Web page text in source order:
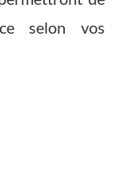
selon vos